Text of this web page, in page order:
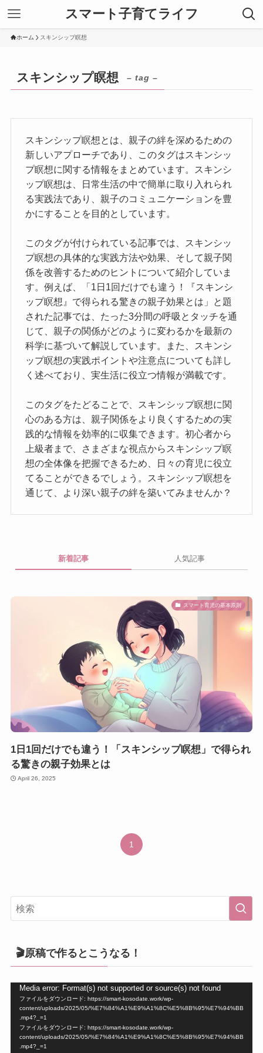
スマート子育てライフ
ホーム スキンシップ瞑想
スキンシップ瞑想 – tag –
スキンシップ瞑想とは、親子の絆を深めるための
新しいアプローチであり、このタグはスキンシッ
プ瞑想に関する情報をまとめています。スキンシ
ップ瞑想は、日常生活の中で簡単に取り入れられ
る実践法であり、親子のコミュニケーションを豊
かにすることを目的としています。
このタグが付けられている記事では、スキンシッ
プ瞑想の具体的な実践方法や効果、そして親子関
係を改善するためのヒントについて紹介していま
す。例えば、「1日1回だけでも違う！『スキンシ
ップ瞑想』で得られる驚きの親子効果とは」と題
された記事では、たった3分間の呼吸とタッチを通
じて、親子の関係がどのように変わるかを最新の
科学に基づいて解説しています。また、スキンシ
ップ瞑想の実践ポイントや注意点についても詳し
く述べており、実生活に役立つ情報が満載です。
このタグをたどることで、スキンシップ瞑想に関
心のある方は、親子関係をより良くするための実
践的な情報を効率的に収集できます。初心者から
上級者まで、さまざまな視点からスキンシップ瞑
想の全体像を把握できるため、日々の育児に役立
てることができるでしょう。スキンシップ瞑想を
通じて、より深い親子の絆を築いてみませんか？
新着記事 人気記事
スマート育児の基本原則
1日1回だけでも違う！「スキンシップ瞑想」で得られ
る驚きの親子効果とは
April 26, 2025
1
🎬原稿で作るとこうなる！
Media error: Format(s) not supported or source(s) not found
ファイルをダウンロード: https://smart-kosodate.work/wp-
content/uploads/2025/05/%E7%84%A1%E9%A1%8C%E5%8B%95%E7%94%BB
.mp4?_=1
ファイルをダウンロード: https://smart-kosodate.work/wp-
content/uploads/2025/05/%E7%84%A1%E9%A1%8C%E5%8B%95%E7%94%BB
.mp4?_=1